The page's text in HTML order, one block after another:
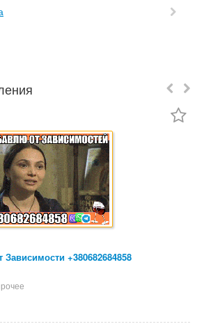
+380682684858